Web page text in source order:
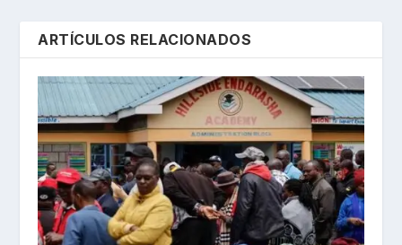
ARTÍCULOS RELACIONADOS